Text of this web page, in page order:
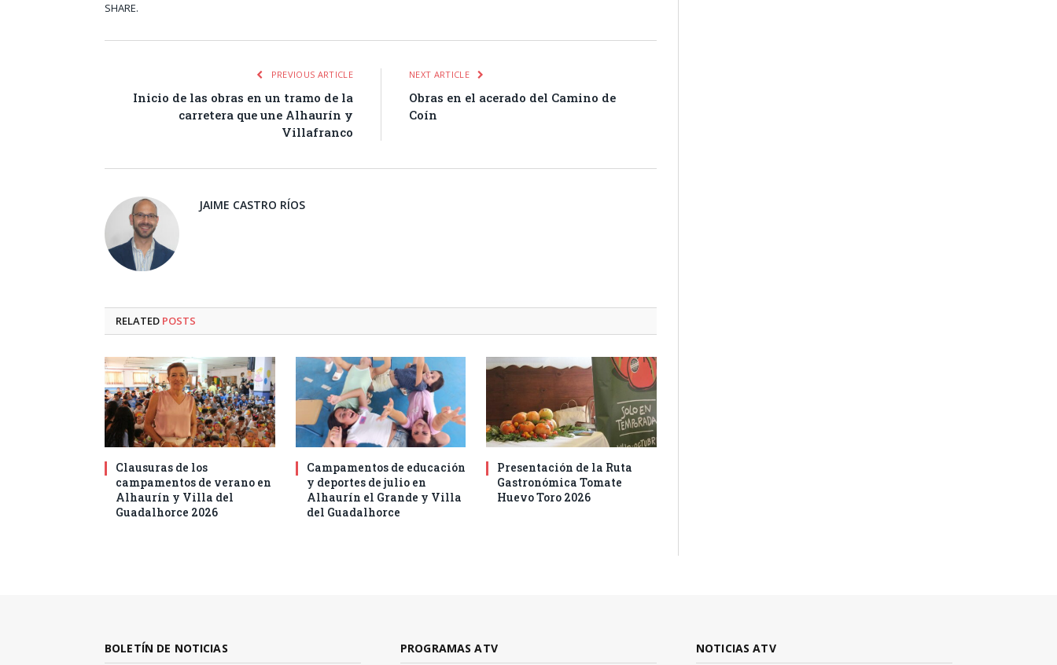
SHARE.
PREVIOUS ARTICLE
Inicio de las obras en un tramo de la
carretera que une Alhaurín y
Villafranco
NEXT ARTICLE
Obras en el acerado del Camino de
Coín
JAIME CASTRO RÍOS
RELATED POSTS
Clausuras de los
campamentos de verano en
Alhaurín y Villa del
Guadalhorce 2026
Campamentos de educación
y deportes de julio en
Alhaurín el Grande y Villa
del Guadalhorce
Presentación de la Ruta
Gastronómica Tomate
Huevo Toro 2026
BOLETÍN DE NOTICIAS PROGRAMAS ATV NOTICIAS ATV